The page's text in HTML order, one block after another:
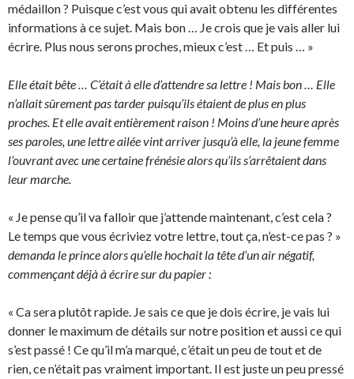
médaillon ? Puisque c’est vous qui avait obtenu les différentes
informations à ce sujet. Mais bon … Je crois que je vais aller lui
écrire. Plus nous serons proches, mieux c’est … Et puis … »
Elle était bête … C’était à elle d’attendre sa lettre ! Mais bon … Elle
n’allait sûrement pas tarder puisqu’ils étaient de plus en plus
proches. Et elle avait entièrement raison ! Moins d’une heure après
ses paroles, une lettre ailée vint arriver jusqu’à elle, la jeune femme
l’ouvrant avec une certaine frénésie alors qu’ils s’arrêtaient dans
leur marche.
« Je pense qu’il va falloir que j’attende maintenant, c’est cela ?
Le temps que vous écriviez votre lettre, tout ça, n’est-ce pas ? »
demanda le prince alors qu’elle hochait la tête d’un air négatif,
commençant déjà à écrire sur du papier :
« Ca sera plutôt rapide. Je sais ce que je dois écrire, je vais lui
donner le maximum de détails sur notre position et aussi ce qui
s’est passé ! Ce qu’il m’a marqué, c’était un peu de tout et de
rien, ce n’était pas vraiment important. Il est juste un peu pressé